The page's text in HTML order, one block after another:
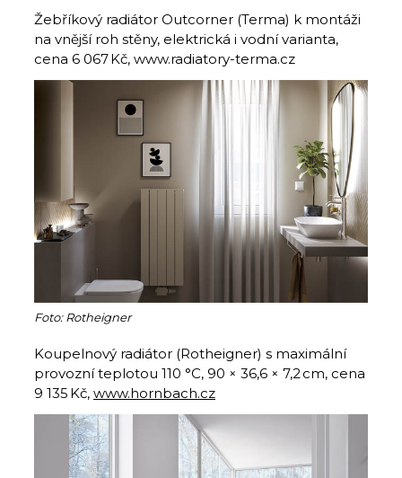
Žebříkový radiátor Outcorner (Terma) k montáži
na vnější roh stěny, elektrická i vodní varianta,
cena 6 067 Kč, www.radiatory-terma.cz
Foto: Rotheigner
Koupelnový radiátor (Rotheigner) s maximální
provozní teplotou 110 °C, 90 × 36,6 × 7,2 cm, cena
9 135 Kč, www.hornbach.cz